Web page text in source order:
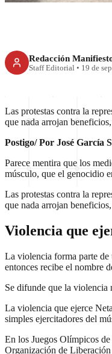
Redacción
Staff Editorial • 19 de
Las protestas contra la
que nada arrojan
Postigo/ Por José García
Parece mentira que los
músculo, que el genocidio
Las protestas contra la
que nada arrojan
Violencia que
La violencia forma parte de
entonces recibe el nombre
Se difunde que la violencia
La violencia que ejerce
simples ejercitadores del
En los Juegos Olímpicos
Organización de Liberación